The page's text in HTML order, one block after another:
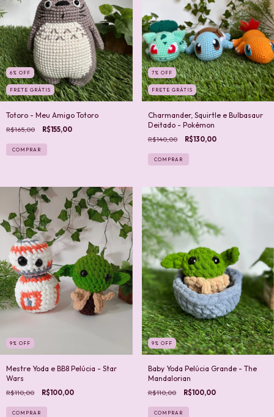
6 % OFF
FRETE GRÁTIS
Totoro - Meu Amigo Totoro
R$165,00 R$155,00
7 % OFF
FRETE GRÁTIS
Charmander, Squirtle e Bulbasaur
Deitado - Pokémon
R$140,00 R$130,00
COMPRAR
9 % OFF
Mestre Yoda e BB8 Pelúcia - Star
Wars
R$110,00 R$100,00
COMPRAR
9 % OFF
Baby Yoda Pelúcia Grande - The
Mandalorian
R$110,00 R$100,00